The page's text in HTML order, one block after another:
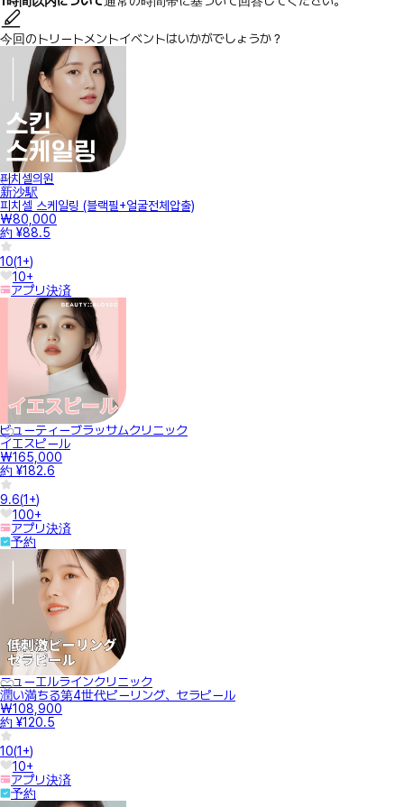
今回のトリートメントイベントはいかがでしょうか？
피치셀의원
新沙駅
피치셀 스케일링 (블랙필+얼굴전체압출)
₩80,000
約 ¥88.5
10(1+)
10+
アプリ決済
ビューティーブラッサムクリニック
イエスピール
₩165,000
約 ¥182.6
9.6(1+)
100+
アプリ決済
予約
ニューエルラインクリニック
潤い満ちる第4世代ピーリング、セラピール
₩108,900
約 ¥120.5
10(1+)
10+
アプリ決済
予約